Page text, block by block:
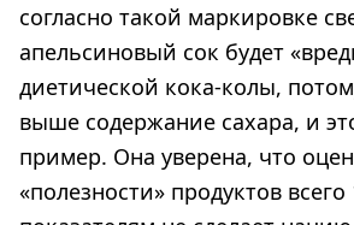
согласно такой маркировке
апельсиновый сок будет
диетической кока-колы,
выше содержание сахара, и
пример. Она уверена, что
«полезности» продуктов всего